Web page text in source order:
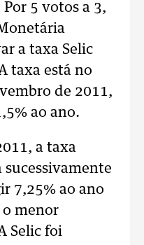
5 votos a 3,
a taxa Selic
taxa está no
de 2011,
ao ano.
a taxa
sucessivamente
7,25% ao ano
menor
Selic foi